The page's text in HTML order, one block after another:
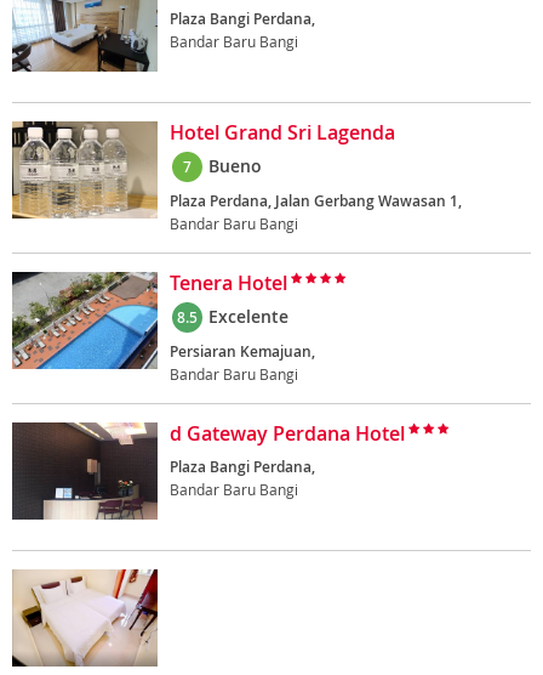
Plaza Bangi Perdana,
Bandar Baru Bangi
Hotel Grand Sri Lagenda
7 Bueno
Plaza Perdana, Jalan Gerbang Wawasan 1,
Bandar Baru Bangi
Tenera Hotel
8.5 Excelente
Persiaran Kemajuan,
Bandar Baru Bangi
d Gateway Perdana Hotel
Plaza Bangi Perdana,
Bandar Baru Bangi